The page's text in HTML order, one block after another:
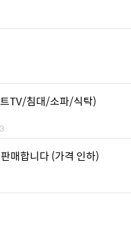
TV/침대/소파/식탁)
매합니다 (가격 인하)